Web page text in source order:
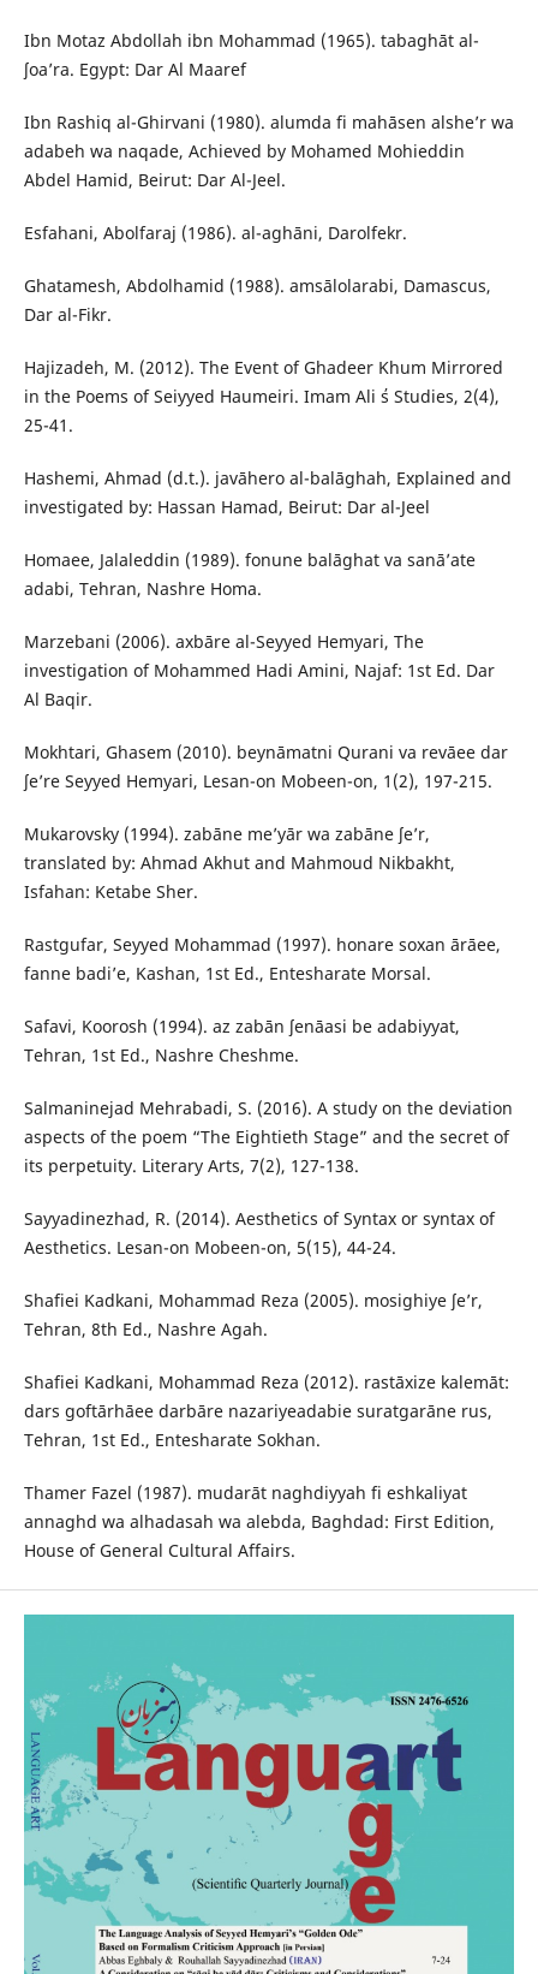
Ibn Motaz Abdollah ibn Mohammad (1965). tabaghāt al-
ʃoa’ra. Egypt: Dar Al Maaref
Ibn Rashiq al-Ghirvani (1980). alumda fi mahāsen alshe’r wa
adabeh wa naqade, Achieved by Mohamed Mohieddin
Abdel Hamid, Beirut: Dar Al-Jeel.
Esfahani, Abolfaraj (1986). al-aghāni, Darolfekr.
Ghatamesh, Abdolhamid (1988). amsālolarabi, Damascus,
Dar al-Fikr.
Hajizadeh, M. (2012). The Event of Ghadeer Khum Mirrored
in the Poems of Seiyyed Haumeiri. Imam Ali ΄s Studies, 2(4),
25-41.
Hashemi, Ahmad (d.t.). javāhero al-balāghah, Explained and
investigated by: Hassan Hamad, Beirut: Dar al-Jeel
Homaee, Jalaleddin (1989). fonune balāghat va sanā’ate
adabi, Tehran, Nashre Homa.
Marzebani (2006). axbāre al-Seyyed Hemyari, The
investigation of Mohammed Hadi Amini, Najaf: 1st Ed. Dar
Al Baqir.
Mokhtari, Ghasem (2010). beynāmatni Qurani va revāee dar
ʃe’re Seyyed Hemyari, Lesan-on Mobeen-on, 1(2), 197-215.
Mukarovsky (1994). zabāne me’yār wa zabāne ʃe’r,
translated by: Ahmad Akhut and Mahmoud Nikbakht,
Isfahan: Ketabe Sher.
Rastgufar, Seyyed Mohammad (1997). honare soxan ārāee,
fanne badi’e, Kashan, 1st Ed., Entesharate Morsal.
Safavi, Koorosh (1994). az zabān ʃenāasi be adabiyyat,
Tehran, 1st Ed., Nashre Cheshme.
Salmaninejad Mehrabadi, S. (2016). A study on the deviation
aspects of the poem “The Eightieth Stage” and the secret of
its perpetuity. Literary Arts, 7(2), 127-138.
Sayyadinezhad, R. (2014). Aesthetics of Syntax or syntax of
Aesthetics. Lesan-on Mobeen-on, 5(15), 44-24.
Shafiei Kadkani, Mohammad Reza (2005). mosighiye ʃe’r,
Tehran, 8th Ed., Nashre Agah.
Shafiei Kadkani, Mohammad Reza (2012). rastāxize kalemāt:
dars goftārhāee darbāre nazariyeadabie suratgarāne rus,
Tehran, 1st Ed., Entesharate Sokhan.
Thamer Fazel (1987). mudarāt naghdiyyah fi eshkaliyat
annaghd wa alhadasah wa alebda, Baghdad: First Edition,
House of General Cultural Affairs.